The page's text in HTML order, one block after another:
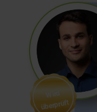
Wird
überprüft